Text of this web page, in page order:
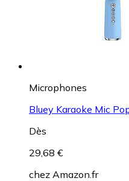
Microphones
Bluey Karaoke Mic
Dès
29,68 €
chez Amazon.fr